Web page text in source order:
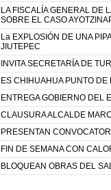
LA FISCALÍA GENERAL DE
SOBRE EL CASO
La EXPLOSIÓN DE UNA
JIUTEPEC
INVITA SECRETARÍA DE
ES CHIHUAHUA PUNTO
ENTREGA GOBIERNO DEL
CLAUSURA ALCALDE
PRESENTAN
FIN DE SEMANA CON
BLOQUEAN OBRAS DEL